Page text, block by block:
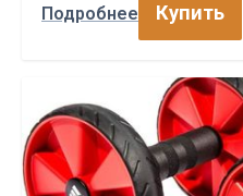
Подробнее Купить